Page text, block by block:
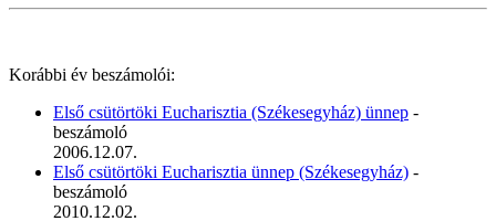
Korábbi év beszámolói:
Első csütörtöki Eucharisztia (Székesegyház) ünnep -
beszámoló
2006.12.07.
Első csütörtöki Eucharisztia ünnep (Székesegyház) -
beszámoló
2010.12.02.